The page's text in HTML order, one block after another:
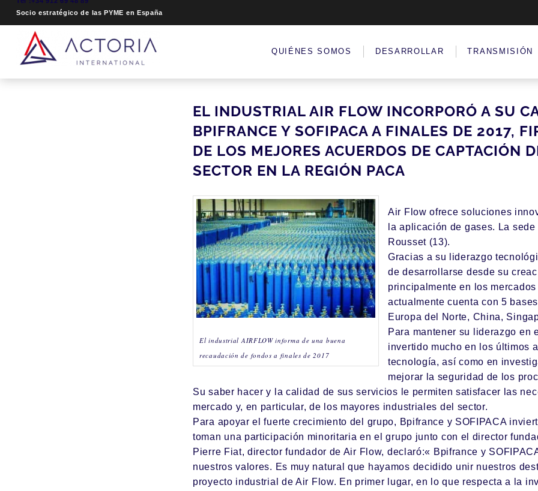
Socio estratégico de las PYME en España
QUIÉNES SOMOS DESARROLLAR TRANSMISIÓN
EL INDUSTRIAL AIR FLOW INCORPORÓ A SU
BPIFRANCE Y SOFIPACA A FINALES DE 2017,
DE LOS MEJORES ACUERDOS DE CAPTACIÓN
SECTOR EN LA REGIÓN PACA
El industrial AIRFLOW informa de una buena
recaudación de fondos a finales de 2017
Air Flow ofrece soluciones
la aplicación de gases. La
Rousset (13).
Gracias a su liderazgo
de desarrollarse desde su
principalmente en los
actualmente cuenta con 5
Europa del Norte, China,
Para mantener su liderazgo en
invertido mucho en los últimos
tecnología, así como en
mejorar la seguridad de los
Su saber hacer y la calidad de sus servicios le permiten satisfacer las
mercado y, en particular, de los mayores industriales del sector.
Para apoyar el fuerte crecimiento del grupo, Bpifrance y SOFIPACA
toman una participación minoritaria en el grupo junto con el director
Pierre Fiat, director fundador de Air Flow, declaró:« Bpifrance y
nuestros valores. Es muy natural que hayamos decidido unir nuestros
proyecto industrial de Air Flow. En primer lugar, en lo que respecta a la